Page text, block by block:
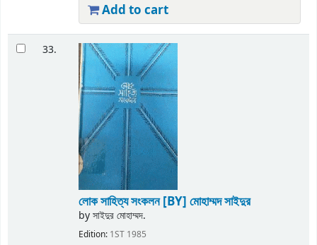
Add to cart
33.
লোক সাহিত্য সংকলন[BY] মোহাম্মদ সাইদুর
byসাইদুর মোহাম্মদ.
Edition: 1ST 1985